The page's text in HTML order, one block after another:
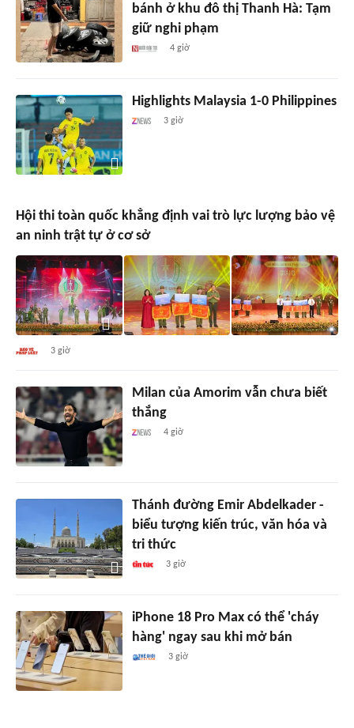
bánh ở khu đô thị Thanh Hà: Tạm
giữ nghi phạm
4 giờ
Highlights Malaysia 1-0 Philippines
3 giờ
Hội thi toàn quốc khẳng định vai trò lực lượng bảo vệ
an ninh trật tự ở cơ sở
3 giờ
Milan của Amorim vẫn chưa biết
thắng
4 giờ
Thánh đường Emir Abdelkader -
biểu tượng kiến trúc, văn hóa và
tri thức
3 giờ
iPhone 18 Pro Max có thể 'cháy
hàng' ngay sau khi mở bán
3 giờ